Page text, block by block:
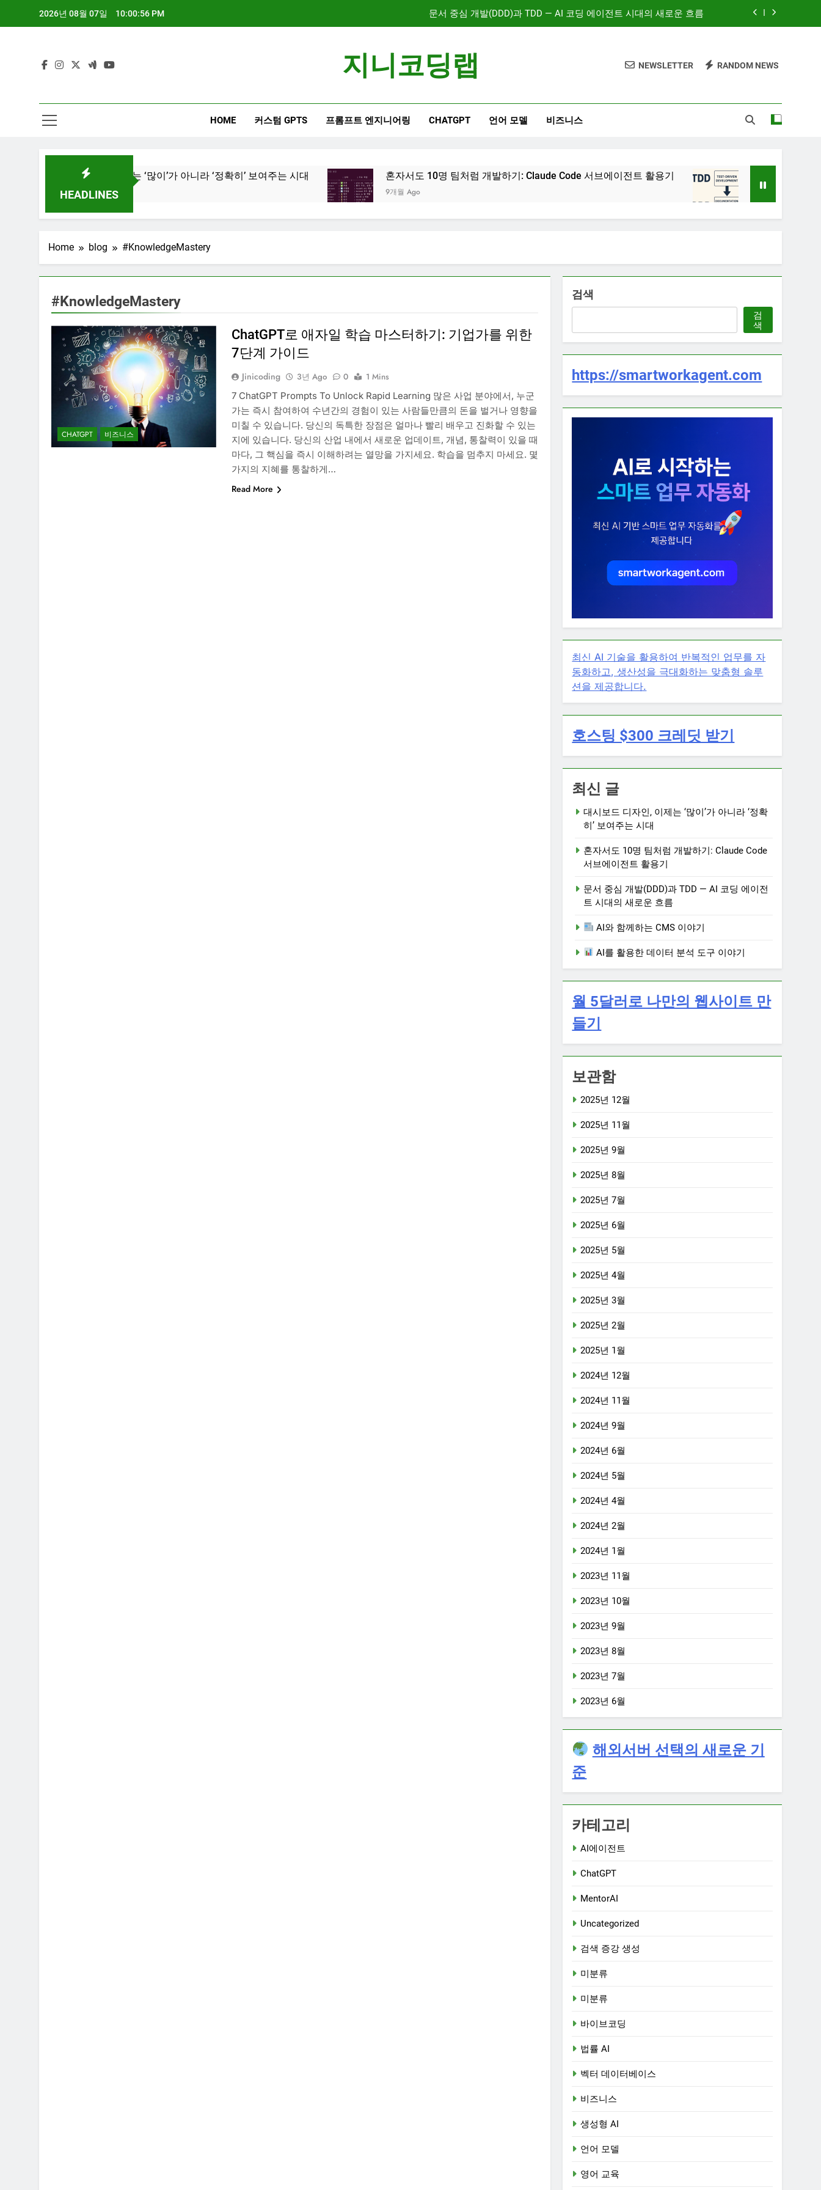
2026년 08월 07일 10:00:57 PM AI와 함께하는 CMS 이야기
혼자서도 10명 팀처럼 개발하기: Claude Code 서브에이전트 활용기
지니코딩랩 NEWSLETTER RANDOM NEWS
HOME 커스텀 GPTS 프롬프트 엔지니어링 CHATGPT 언어 모델 비즈니스
HEADLINES
드 디자인, 이제는 ‘많이’가 아니라 ‘정확히’ 보여주는 시대 혼자서도 10명 팀처럼 개발하기: Claude Code 서브에이전트 활용기
9개월 Ago
문서 중심 개발(DDD)과
9개월 Ago
Home blog #KnowledgeMastery
#KnowledgeMastery
CHATGPT 비즈니스
ChatGPT로 애자일 학습 마스터하기: 기업가를 위한
7단계 가이드
Jinicoding 3년 Ago 0
1 Mins
7 ChatGPT Prompts To Unlock Rapid Learning 많은 사업 분야에서, 누군
가는 즉시 참여하여 수년간의 경험이 있는 사람들만큼의 돈을 벌거나 영향을
미칠 수 있습니다. 당신의 독특한 장점은 얼마나 빨리 배우고 진화할 수 있는
지에 있습니다. 당신의 산업 내에서 새로운 업데이트, 개념, 통찰력이 있을 때
마다, 그 핵심을 즉시 이해하려는 열망을 가지세요. 학습을 멈추지 마세요. 몇
가지의 지혜를 통찰하게…
Read More
검색
검
색
https://smartworkagent.com
최신 AI 기술을 활용하여 반복적인 업무를 자
동화하고, 생산성을 극대화하는 맞춤형 솔루
션을 제공합니다.
호스팅 $300 크레딧 받기
최신 글
대시보드 디자인, 이제는 ‘많이’가 아니라 ‘정확
히’ 보여주는 시대
혼자서도 10명 팀처럼 개발하기: Claude Code
서브에이전트 활용기
문서 중심 개발(DDD)과 TDD — AI 코딩 에이전
트 시대의 새로운 흐름
AI와 함께하는 CMS 이야기
AI를 활용한 데이터 분석 도구 이야기
월 5달러로 나만의 웹사이트 만
들기
보관함
2025년 12월
2025년 11월
2025년 9월
2025년 8월
2025년 7월
2025년 6월
2025년 5월
2025년 4월
2025년 3월
2025년 2월
2025년 1월
2024년 12월
2024년 11월
2024년 9월
2024년 6월
2024년 5월
2024년 4월
2024년 2월
2024년 1월
2023년 11월
2023년 10월
2023년 9월
2023년 8월
2023년 7월
2023년 6월
해외서버 선택의 새로운 기
준
카테고리
AI에이전트
ChatGPT
MentorAI
Uncategorized
검색 증강 생성
미분류
미분류
바이브코딩
법률 AI
벡터 데이터베이스
비즈니스
생성형 AI
언어 모델
영어 교육